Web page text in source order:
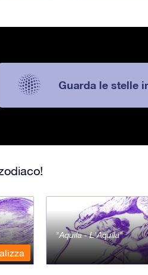
Guarda le stelle
Aquila - L'Aquila